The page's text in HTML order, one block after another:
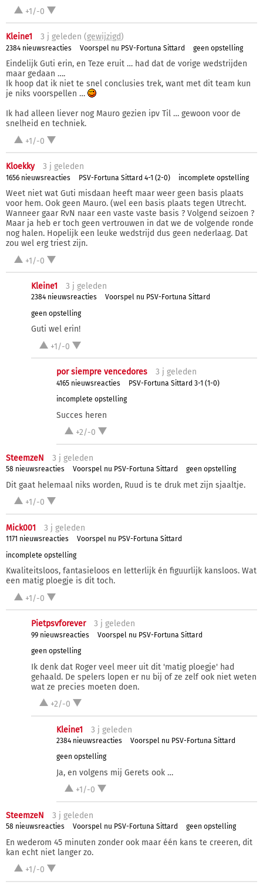
+1/-0
Kleine1 3 j geleden (gewijzigd)
2384 nieuwsreacties Voorspel nu PSV-Fortuna Sittard geen opstelling
Eindelijk Guti erin, en Teze eruit … had dat de vorige wedstrijden
maar gedaan ….
Ik hoop dat ik niet te snel conclusies trek, want met dit team kun
je niks voorspellen …
Ik had alleen liever nog Mauro gezien ipv Til … gewoon voor de
snelheid en techniek.
+1/-0
Kloekky 3 j geleden
1656 nieuwsreacties PSV-Fortuna Sittard 4-1 (2-0) incomplete opstelling
Weet niet wat Guti misdaan heeft maar weer geen basis plaats
voor hem. Ook geen Mauro. (wel een basis plaats tegen Utrecht.
Wanneer gaar RvN naar een vaste vaste basis ? Volgend seizoen ?
Maar ja heb er toch geen vertrouwen in dat we de volgende ronde
nog halen. Hopelijk een leuke wedstrijd dus geen nederlaag. Dat
zou wel erg triest zijn.
+1/-0
Kleine1 3 j geleden
2384 nieuwsreacties
Voorspel nu PSV-Fortuna Sittard
geen opstelling
Guti wel erin!
+1/-0
por siempre vencedores 3 j geleden
4165 nieuwsreacties
PSV-Fortuna Sittard 3-1 (1-0)
incomplete opstelling
Succes heren
+2/-0
SteemzeN 3 j geleden
58 nieuwsreacties Voorspel nu PSV-Fortuna Sittard geen opstelling
Dit gaat helemaal niks worden, Ruud is te druk met zijn sjaaltje.
+1/-0
Mick001 3 j geleden
1171 nieuwsreacties
Voorspel nu PSV-Fortuna Sittard
incomplete opstelling
Kwaliteitsloos, fantasieloos en letterlijk én figuurlijk kansloos. Wat
een matig ploegje is dit toch.
+1/-0
Pietpsvforever 3 j geleden
99 nieuwsreacties
Voorspel nu PSV-Fortuna Sittard
geen opstelling
Ik denk dat Roger veel meer uit dit 'matig ploegje' had
gehaald. De spelers lopen er nu bij of ze zelf ook niet weten
wat ze precies moeten doen.
+2/-0
Kleine1 3 j geleden
2384 nieuwsreacties
Voorspel nu PSV-Fortuna Sittard
geen opstelling
Ja, en volgens mij Gerets ook …
+1/-0
SteemzeN 3 j geleden
58 nieuwsreacties Voorspel nu PSV-Fortuna Sittard geen opstelling
En wederom 45 minuten zonder ook maar één kans te creeren, dit
kan echt niet langer zo.
+1/-0